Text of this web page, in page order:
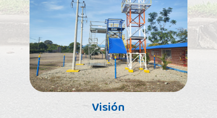
Visión